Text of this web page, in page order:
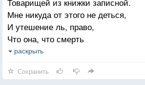
Рыдает о годах суровых,
Что называются войной,
Рыдает он о юных вдовах,
О тех, кому не быть женой.
И, подчиняясь странно власти,
Мне никуда от этого не деться,
И утешение ль, право,
Что она, что смерть
Не может вычеркнуть из сердца
раскрыть
Сохранить